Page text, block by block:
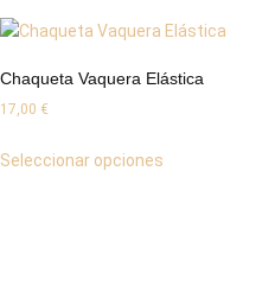
Chaqueta Vaquera Elástica
17,00 €
Seleccionar opciones